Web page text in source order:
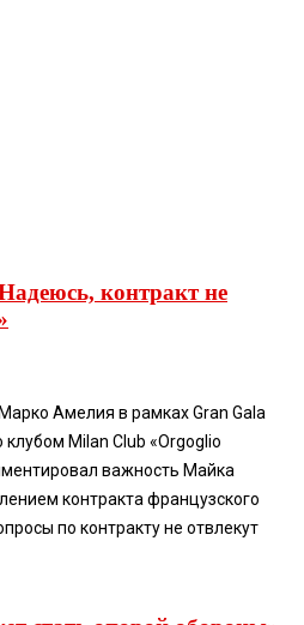
контракт не
Амелия в рамках Gran Gala
клубом Milan Club «Orgoglio
важность Майка
контракта французского
по контракту не отвлекут